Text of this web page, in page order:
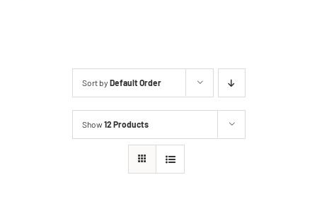
Sort by Default Order
Show12 Products